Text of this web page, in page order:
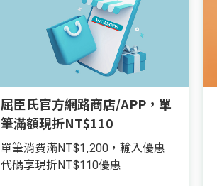
屈臣氏官方網路商店/APP，單
筆滿額現折NT$110
單筆消費滿NT$1,200，輸入優惠
代碼享現折NT$110優惠